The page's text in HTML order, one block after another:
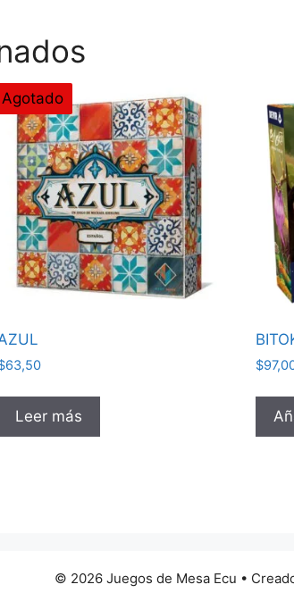
Agotado
63,50
Leer más
$
© 2026 Juegos de Mesa Ecu •